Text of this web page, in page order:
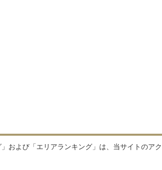
および「エリアランキング」は、当サイトのア